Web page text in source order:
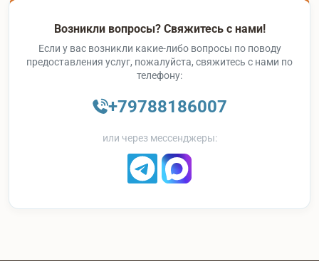
Возникли вопросы? Свяжитесь с нами!
Если у вас возникли какие-либо вопросы по поводу
предоставления услуг, пожалуйста, свяжитесь с нами по
телефону:
+79788186007
или через мессенджеры: